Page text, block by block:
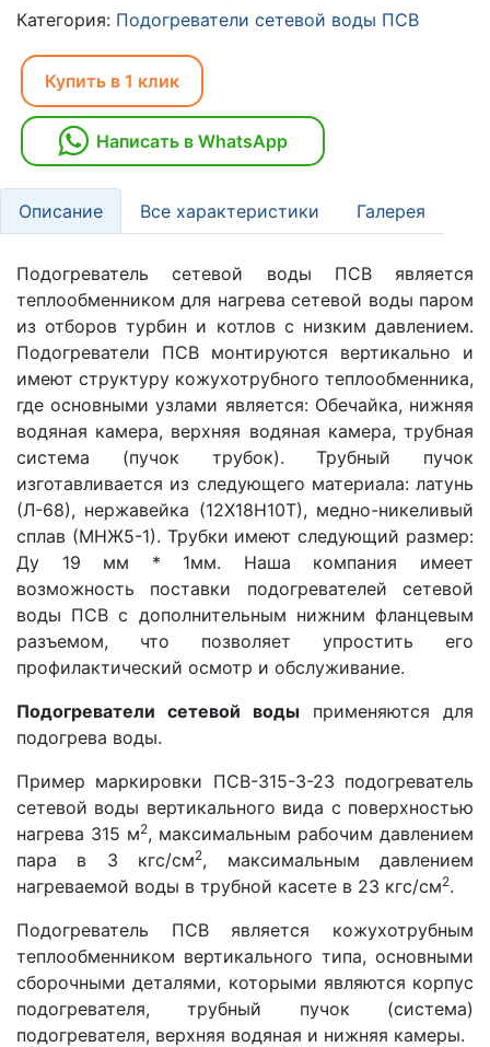
Категория: Подогреватели сетевой воды ПСВ
Купить в 1 клик
Написать в WhatsApp
Описание Все характеристики Галерея
Подогреватель сетевой воды ПСВ является
теплообменником для нагрева сетевой воды паром
из отборов турбин и котлов с низким давлением.
Подогреватели ПСВ монтируются вертикально и
имеют структуру кожухотрубного теплообменника,
где основными узлами является: Обечайка, нижняя
водяная камера, верхняя водяная камера, трубная
система (пучок трубок). Трубный пучок
изготавливается из следующего материала: латунь
(Л-68), нержавейка (12Х18Н10Т), медно-никеливый
сплав (МНЖ5-1). Трубки имеют следующий размер:
Ду 19 мм * 1мм. Наша компания имеет
возможность поставки подогревателей сетевой
воды ПСВ с дополнительным нижним фланцевым
разъемом, что позволяет упростить его
профилактический осмотр и обслуживание.
Подогреватели сетевой воды применяются для
подогрева воды.
Пример маркировки ПСВ-315-3-23 подогреватель
сетевой воды вертикального вида с поверхностью
нагрева 315 м2, максимальным рабочим давлением
пара в 3 кгс/см2, максимальным давлением
нагреваемой воды в трубной касете в 23 кгс/см2.
Подогреватель ПСВ является кожухотрубным
теплообменником вертикального типа, основными
сборочными деталями, которыми являются корпус
подогревателя, трубный пучок (система)
подогревателя, верхняя водяная и нижняя камеры.